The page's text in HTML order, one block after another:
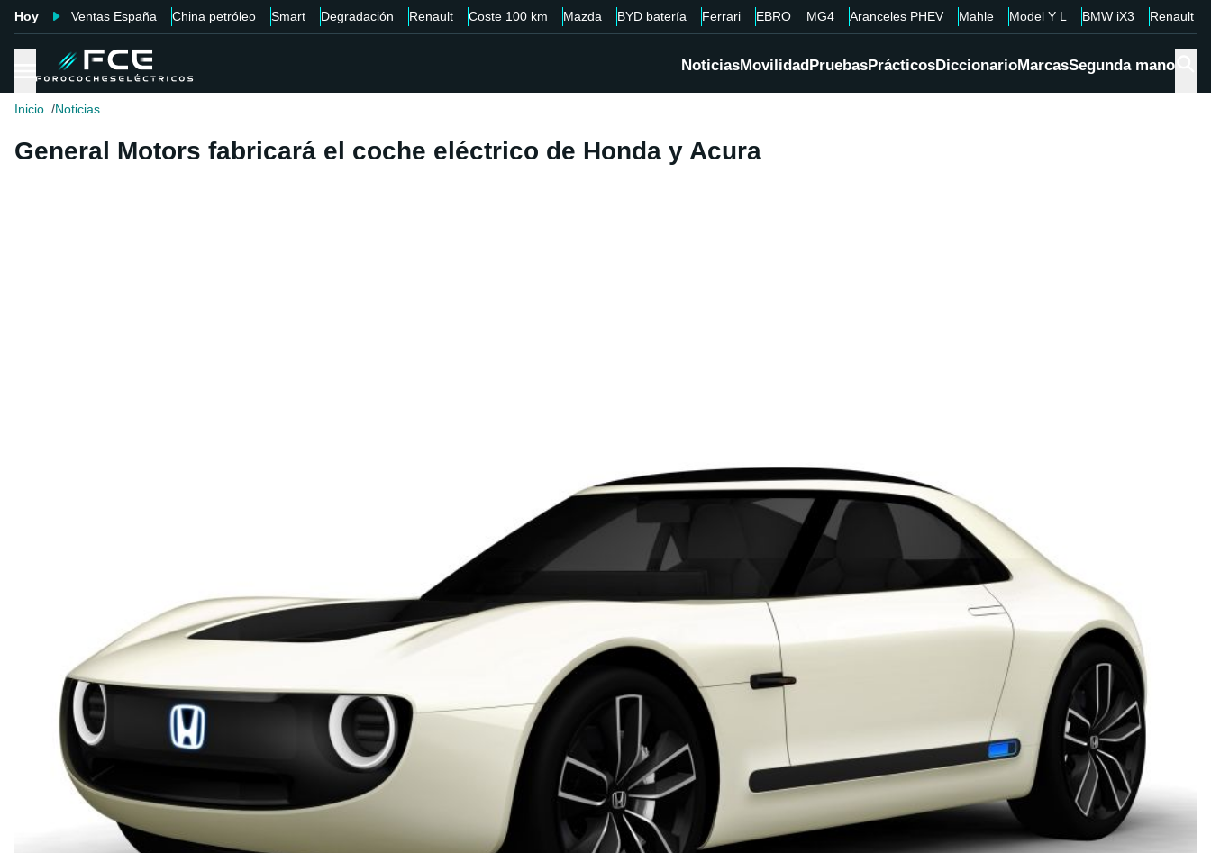
Hoy Ventas España China petróleo Smart Degradación Renault Coste 100 km Mazda BYD batería Ferrari EBRO MG4 Aranceles PHEV Mahle Model Y L BMW iX3 Renault
NoticiasMovilidadPruebasPrácticosDiccionarioMarcasSegunda mano
Inicio Noticias
General Motors fabricará el coche eléctrico de Honda y Acura